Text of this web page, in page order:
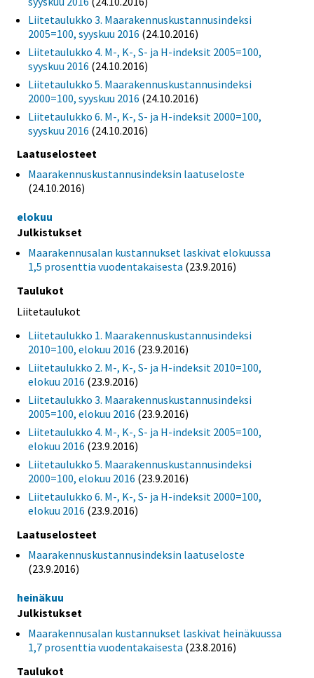
Liitetaulukko 3. Maarakennuskustannusindeksi
2005=100, syyskuu 2016 (24.10.2016)
Liitetaulukko 4. M-, K-, S- ja H-indeksit 2005=100,
syyskuu 2016 (24.10.2016)
Liitetaulukko 5. Maarakennuskustannusindeksi
2000=100, syyskuu 2016 (24.10.2016)
Liitetaulukko 6. M-, K-, S- ja H-indeksit 2000=100,
syyskuu 2016 (24.10.2016)
Laatuselosteet
Maarakennuskustannusindeksin laatuseloste
(24.10.2016)
elokuu
Julkistukset
Maarakennusalan kustannukset laskivat elokuussa
1,5 prosenttia vuodentakaisesta (23.9.2016)
Taulukot
Liitetaulukot
Liitetaulukko 1. Maarakennuskustannusindeksi
2010=100, elokuu 2016 (23.9.2016)
Liitetaulukko 2. M-, K-, S- ja H-indeksit 2010=100,
elokuu 2016 (23.9.2016)
Liitetaulukko 3. Maarakennuskustannusindeksi
2005=100, elokuu 2016 (23.9.2016)
Liitetaulukko 4. M-, K-, S- ja H-indeksit 2005=100,
elokuu 2016 (23.9.2016)
Liitetaulukko 5. Maarakennuskustannusindeksi
2000=100, elokuu 2016 (23.9.2016)
Liitetaulukko 6. M-, K-, S- ja H-indeksit 2000=100,
elokuu 2016 (23.9.2016)
Laatuselosteet
Maarakennuskustannusindeksin laatuseloste
(23.9.2016)
heinäkuu
Julkistukset
Maarakennusalan kustannukset laskivat heinäkuussa
1,7 prosenttia vuodentakaisesta (23.8.2016)
Taulukot